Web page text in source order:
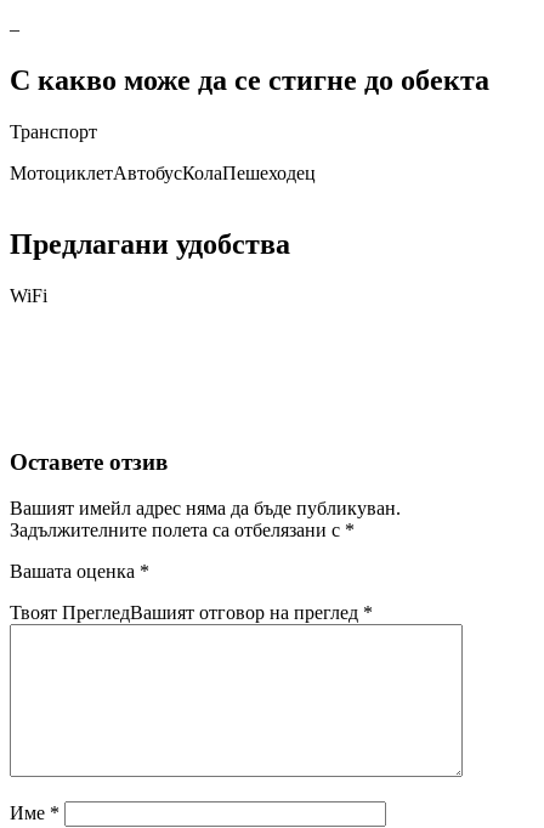
–
С какво може да се стигне до обекта
Транспорт
МотоциклетАвтобусКолаПешеходец
Предлагани удобства
WiFi
Оставете отзив
Вашият имейл адрес няма да бъде публикуван.
Задължителните полета са отбелязани с *
Вашата оценка *
Твоят ПрегледВашият отговор на преглед *
Име *